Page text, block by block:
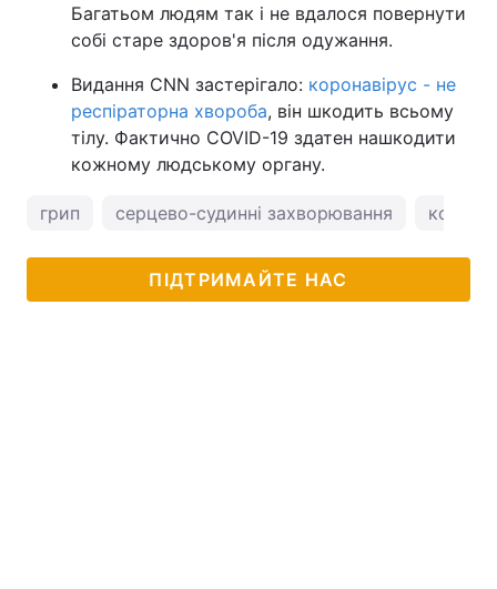
Багатьом людям так і не вдалося повернути
собі старе здоров'я після одужання.
Видання CNN застерігало: коронавірус - не
респіраторна хвороба, він шкодить всьому
тілу. Фактично COVID-19 здатен нашкодити
кожному людському органу.
грип серцево-судинні захворювання
ПІДТРИМАЙТЕ НАС